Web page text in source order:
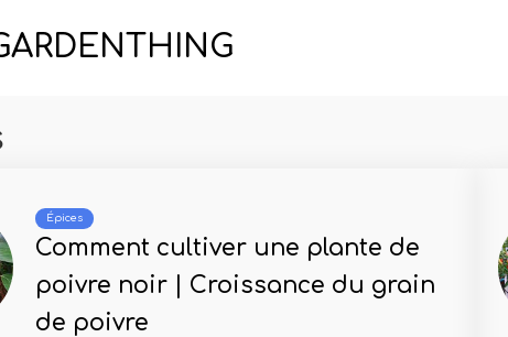
Épices
Comment cultiver une plante de
poivre noir | Croissance du grain
de poivre